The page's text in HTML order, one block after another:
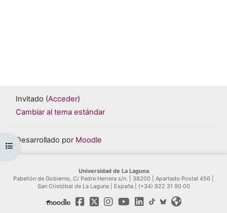
Abrir índice del curso
Invitado (Acceder)
Cambiar al tema estándar
Desarrollado por Moodle
Universidad de La Laguna
Pabellón de Gobierno, C/ Padre Herrera s/n. | 38200 | Apartado Postal 456 |
San Cristóbal de La Laguna | España | (+34) 922 31 90 00